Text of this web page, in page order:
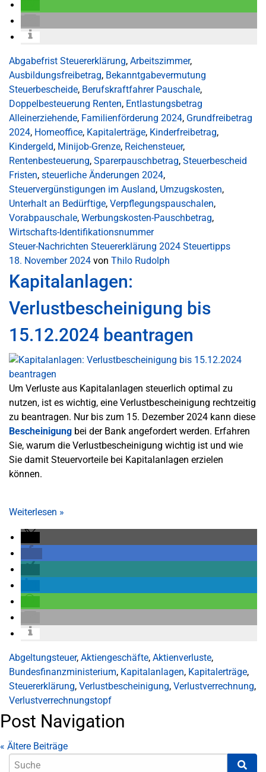
Abgabefrist Steuererklärung, Arbeitszimmer,
Ausbildungsfreibetrag, Bekanntgabevermutung
Steuerbescheide, Berufskraftfahrer Pauschale,
Doppelbesteuerung Renten, Entlastungsbetrag
Alleinerziehende, Familienförderung 2024, Grundfreibetrag
2024, Homeoffice, Kapitalerträge, Kinderfreibetrag,
Kindergeld, Minijob-Grenze, Reichensteuer,
Rentenbesteuerung, Sparerpauschbetrag, Steuerbescheid
Fristen, steuerliche Änderungen 2024,
Steuervergünstigungen im Ausland, Umzugskosten,
Unterhalt an Bedürftige, Verpflegungspauschalen,
Vorabpauschale, Werbungskosten-Pauschbetrag,
Wirtschafts-Identifikationsnummer
Steuer-Nachrichten Steuererklärung 2024 Steuertipps
18. November 2024 von Thilo Rudolph
Kapitalanlagen:
Verlustbescheinigung bis
15.12.2024 beantragen
Um Verluste aus Kapitalanlagen steuerlich optimal zu
nutzen, ist es wichtig, eine Verlustbescheinigung rechtzeitig
zu beantragen. Nur bis zum 15. Dezember 2024 kann diese
Bescheinigung bei der Bank angefordert werden. Erfahren
Sie, warum die Verlustbescheinigung wichtig ist und wie
Sie damit Steuervorteile bei Kapitalanlagen erzielen
können.
Weiterlesen »
Abgeltungsteuer, Aktiengeschäfte, Aktienverluste,
Bundesfinanzministerium, Kapitalanlagen, Kapitalerträge,
Steuererklärung, Verlustbescheinigung, Verlustverrechnung,
Verlustverrechnungstopf
Post Navigation
« Ältere Beiträge